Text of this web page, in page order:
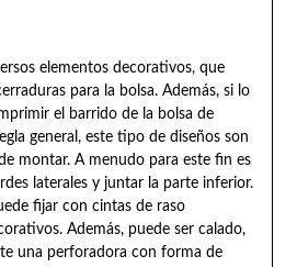
elementos decorativos, que
para la bolsa. Además, si lo
el barrido de la bolsa de
general, este tipo de diseños son
montar. A menudo para este fin es
laterales y juntar la parte inferior.
fijar con cintas de raso
Además, puede ser calado,
una perforadora con forma de